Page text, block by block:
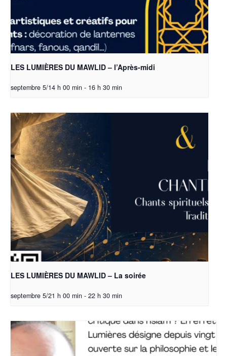
LES LUMIÈRES DU MAWLID – l’Après-midi
septembre 5/14 h 00 min - 16 h 30 min
LES LUMIÈRES DU MAWLID – La soirée
septembre 5/21 h 00 min - 22 h 30 min